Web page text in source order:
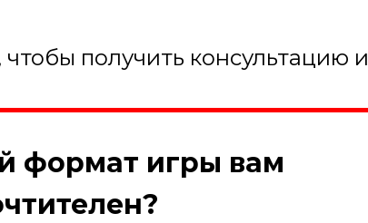
получить консультацию и
формат игры вам